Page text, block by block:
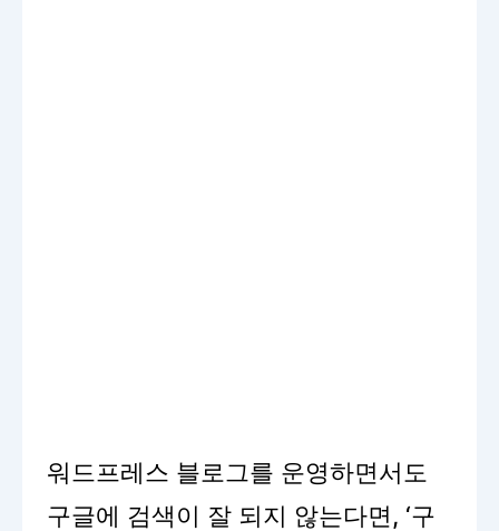
워드프레스 블로그를 운영하면서도
구글에 검색이 잘 되지 않는다면, ‘구